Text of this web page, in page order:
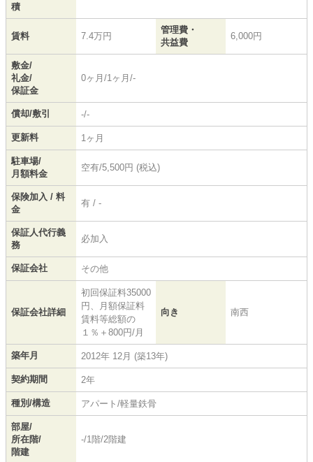
積
賃料 7.4万円
管理費・
共益費
6,000円
敷金/
礼金/
保証金
0ヶ月/1ヶ月/-
償却/敷引 -/-
更新料 1ヶ月
駐車場/
月額料金
空有/5,500円 (税込)
保険加入 / 料
金
有 / -
保証人代行義
務
必加入
保証会社 その他
保証会社詳細
初回保証料35000
円、月額保証料
賃料等総額の
１％＋800円/月
向き 南西
築年月 2012年 12月 (築13年)
契約期間 2年
種別/構造 アパート/軽量鉄骨
部屋/
所在階/
階建
-/1階/2階建